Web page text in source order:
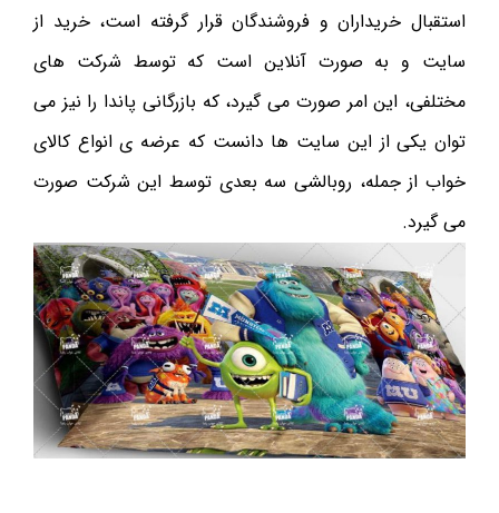
استقبال خریداران و فروشندگان قرار گرفته است، خرید از
سایت و به صورت آنلاین است که توسط شرکت های
مختلفی، این امر صورت می گیرد، که بازرگانی پاندا را نیز می
توان یکی از این سایت ها دانست که عرضه ی انواع کالای
خواب از جمله، روبالشی سه بعدی توسط این شرکت صورت
می گیرد.